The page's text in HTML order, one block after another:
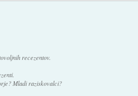
recezentov.
Mladi raziskovalci?